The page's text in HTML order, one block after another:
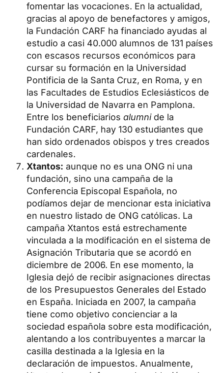
fomentar las vocaciones. En la actualidad,
gracias al apoyo de benefactores y amigos,
la Fundación CARF ha financiado ayudas al
estudio a casi 40.000 alumnos de 131 países
con escasos recursos económicos para
cursar su formación en la Universidad
Pontificia de la Santa Cruz, en Roma, y en
las Facultades de Estudios Eclesiásticos de
la Universidad de Navarra en Pamplona.
Entre los beneficiarios alumni de la
Fundación CARF, hay 130 estudiantes que
han sido ordenados obispos y tres creados
cardenales.
Xtantos: aunque no es una ONG ni una
fundación, sino una campaña de la
Conferencia Episcopal Española, no
podíamos dejar de mencionar esta iniciativa
en nuestro listado de ONG católicas. La
campaña Xtantos está estrechamente
vinculada a la modificación en el sistema de
Asignación Tributaria que se acordó en
diciembre de 2006. En ese momento, la
Iglesia dejó de recibir asignaciones directas
de los Presupuestos Generales del Estado
en España. Iniciada en 2007, la campaña
tiene como objetivo concienciar a la
sociedad española sobre esta modificación,
alentando a los contribuyentes a marcar la
casilla destinada a la Iglesia en la
declaración de impuestos. Anualmente,